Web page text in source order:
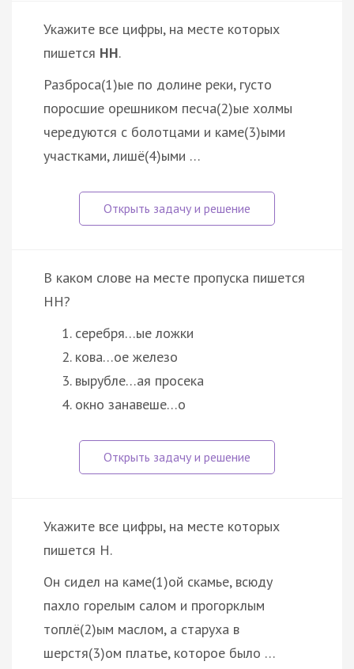
Укажите все цифры, на месте которых
пишется НН.
Разброса(1)ые по долине реки, густо
поросшие орешником песча(2)ые холмы
чередуются с болотцами и каме(3)ыми
участками, лишё(4)ыми …
B каком слове на месте пропуска пишется
НН?
серебря…ые ложки
кова…ое железо
вырубле…ая просека
окно занавеше…о
Укажите все цифры, на месте которых
пишется Н.
Он сидел на каме(1)ой скамье, всюду
пахло горелым салом и прогорклым
топлё(2)ым маслом, а старуха в
шерстя(3)ом платье, которое было …